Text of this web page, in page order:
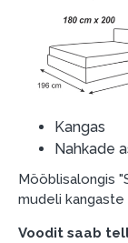
Kangas
Nahkade
Mööblisalongis
mudeli kangaste
Voodit saab